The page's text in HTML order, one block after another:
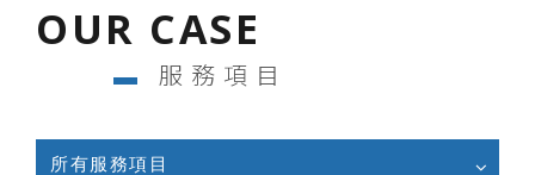
OUR CASE
▬ 服務項目
所有服務項目